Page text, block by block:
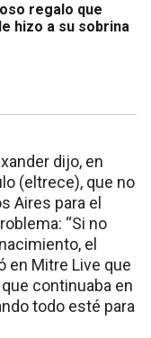
regalo que
hizo a su sobrina
dijo, en
(eltrece), que no
Aires para el
“Si no
el
en Mitre Live que
continuaba en
todo esté para